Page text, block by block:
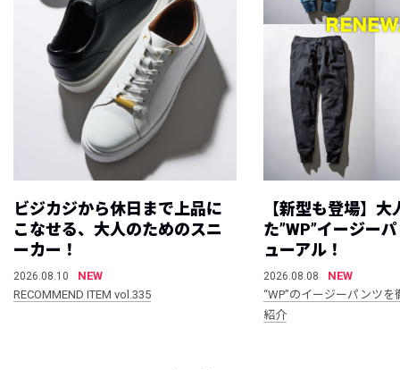
ビジカジから休日まで上品に
こなせる、大人のためのスニ
ーカー！
2026.08.10
NEW
RECOMMEND ITEM vol.335
【新型も登場】大
た”WP”イージー
ューアル！
2026.08.08
NEW
“WP”のイージーパンツ
紹介